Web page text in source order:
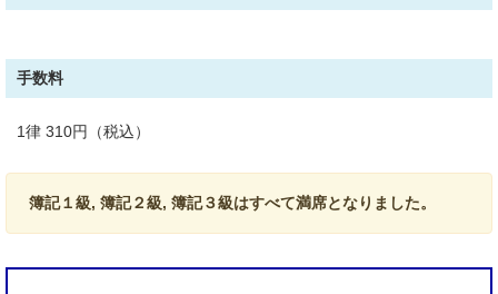
ください。
人のみ入場を許可します。
試験会場への来場は時間厳守としてください。
手数料
1律 310円（税込）
簿記１級, 簿記２級, 簿記３級はすべて満席となりました。